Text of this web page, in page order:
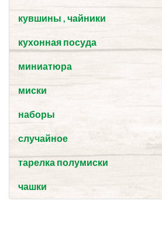
кувшины , чайники
кухонная посуда
миниатюра
миски
наборы
случайное
тарелка полумиски
чашки